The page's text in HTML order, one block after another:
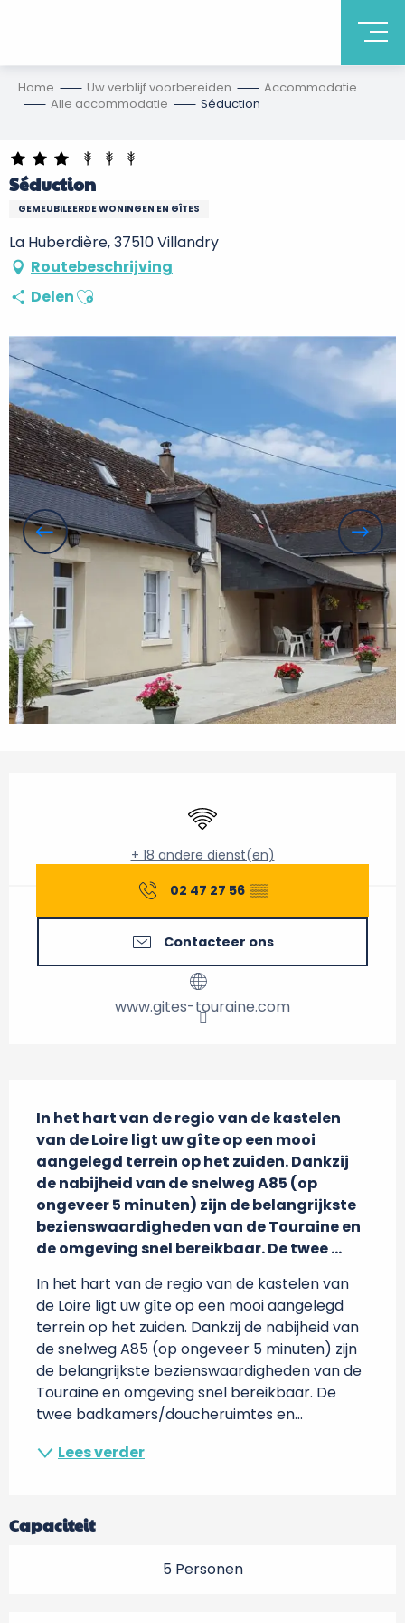
Home Uw verblijf voorbereiden
Accommodatie
Alle accommodatie
Séduction
Séduction
GEMEUBILEERDE WONINGEN EN GÎTES
La Huberdière, 37510 Villandry
Routebeschrijving
DelenAjouter aux favoris
Wifi
+ 18 andere dienst(en)
02 47 27 56 ▒▒
Contacteer ons
www.gites-touraine.com
In het hart van de regio van de kastelen
van de Loire ligt uw gîte op een mooi
aangelegd terrein op het zuiden. Dankzij
de nabijheid van de snelweg A85 (op
ongeveer 5 minuten) zijn de belangrijkste
bezienswaardigheden van de Touraine en
de omgeving snel bereikbaar. De twee ...
In het hart van de regio van de kastelen van
de Loire ligt uw gîte op een mooi aangelegd
terrein op het zuiden. Dankzij de nabijheid van
de snelweg A85 (op ongeveer 5 minuten) zijn
de belangrijkste bezienswaardigheden van de
Touraine en omgeving snel bereikbaar. De
twee badkamers/doucheruimtes en...
Lees verder
Capaciteit
5 Personen